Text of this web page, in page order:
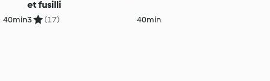
40min
et fusilli
3 (17) 40min